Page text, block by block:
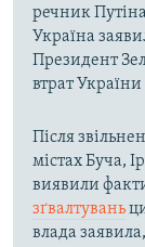
речник
Україна
Президент
втрат України
Після
містах Буча,
виявили
зґвалтувань
влада